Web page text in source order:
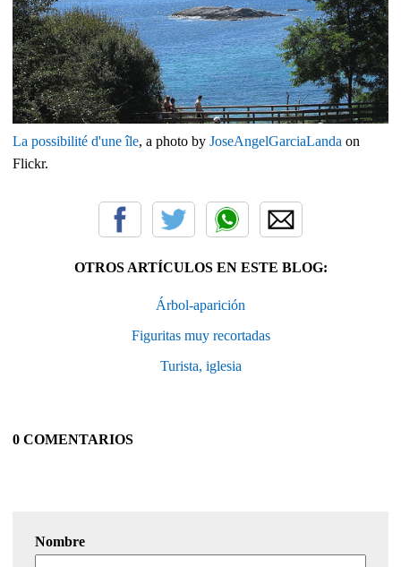
La possibilité d'une île, a photo by JoseAngelGarciaLanda on
Flickr.
OTROS ARTÍCULOS EN ESTE BLOG:
Árbol-aparición
Figuritas muy recortadas
Turista, iglesia
0 COMENTARIOS
Nombre